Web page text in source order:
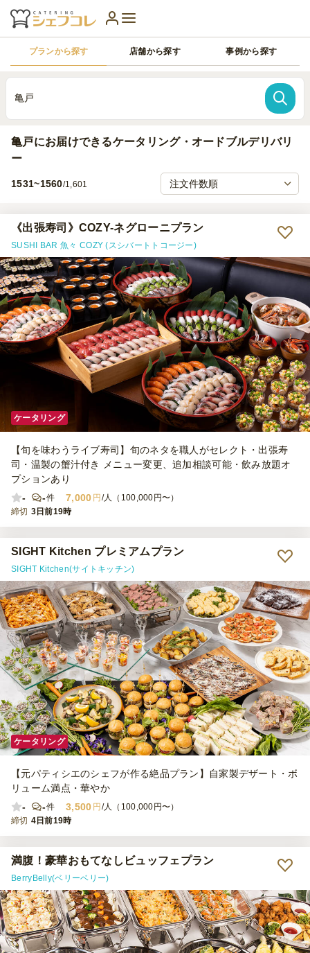
プランから探す 店舗から探す 事例から探す
亀戸
亀戸にお届けできるケータリング・オードブルデリバリ
ー
1531~1560/1,601
《出張寿司》COZY-ネグローニプラン
SUSHI BAR 魚々 COZY (スシバートトコージー)
ケータリング
【旬を味わうライブ寿司】旬のネタを職人がセレクト・出張寿
司・温製の蟹汁付き メニュー変更、追加相談可能・飲み放題オ
プションあり
-
-件 7,000 円 /人（100,000円〜）
締切 3日前19時
SIGHT Kitchen プレミアムプラン
SIGHT Kitchen(サイトキッチン)
ケータリング
【元パティシエのシェフが作る絶品プラン】自家製デザート・ボ
リューム満点・華やか
-
-件 3,500 円 /人（100,000円〜）
締切 4日前19時
満腹！豪華おもてなしビュッフェプラン
BerryBelly(ベリーベリー)